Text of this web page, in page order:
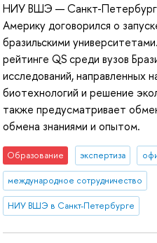
НИУ ВШЭ — Санкт-Петербург
Америку договорился о
бразильскими
рейтинге QS среди вузов
исследований, направленных
биотехнологий и решение
также предусматривает
обмена знаниями и опытом.
Образование экспертиза
международное сотрудничество
НИУ ВШЭ в Санкт-Петербурге